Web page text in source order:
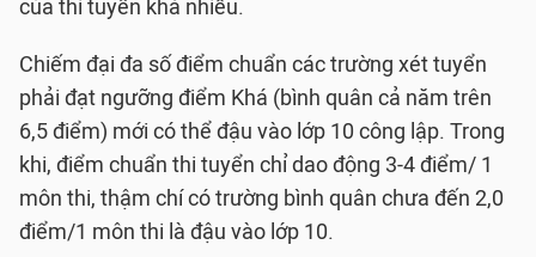
của thi tuyển khá nhiều.
Chiếm đại đa số điểm chuẩn các trường xét tuyển
phải đạt ngưỡng điểm Khá (bình quân cả năm trên
6,5 điểm) mới có thể đậu vào lớp 10 công lập. Trong
khi, điểm chuẩn thi tuyển chỉ dao động 3-4 điểm/ 1
môn thi, thậm chí có trường bình quân chưa đến 2,0
điểm/1 môn thi là đậu vào lớp 10.